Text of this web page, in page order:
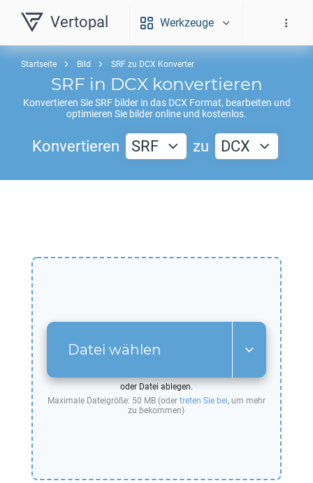
Vertopal Werkzeuge
Startseite Bild SRF zu DCX Konverter
SRF in DCXkonvertieren
Konvertieren SieSRFbilder in das DCX Format, bearbeiten und
optimieren Sie bilder online und kostenlos.
Konvertieren SRF zu DCX
Datei wählen
oder Datei ablegen.
Maximale Dateigröße: 50 MB (oder treten Sie bei, um mehr
zu bekommen)